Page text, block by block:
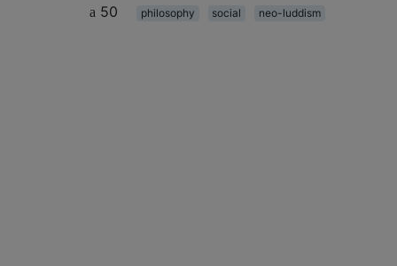
50
philosophy social neo-luddism